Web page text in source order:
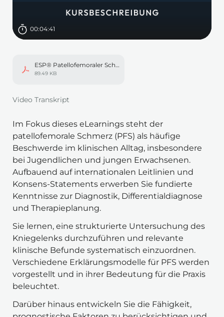
Dauer00:04:41
ESP® Patellofemoraler Schmerz Video Transkript.pdf
89.49 KB
Video Transkript
Im Fokus dieses eLearnings steht der
patellofemorale Schmerz (PFS) als häufige
Beschwerde im klinischen Alltag, insbesondere
bei Jugendlichen und jungen Erwachsenen.
Aufbauend auf internationalen Leitlinien und
Konsens-Statements erwerben Sie fundierte
Kenntnisse zur Diagnostik, Differentialdiagnose
und Therapieplanung.
Sie lernen, eine strukturierte Untersuchung des
Kniegelenks durchzuführen und relevante
klinische Befunde systematisch einzuordnen.
Verschiedene Erklärungsmodelle für PFS werden
vorgestellt und in ihrer Bedeutung für die Praxis
beleuchtet.
Darüber hinaus entwickeln Sie die Fähigkeit,